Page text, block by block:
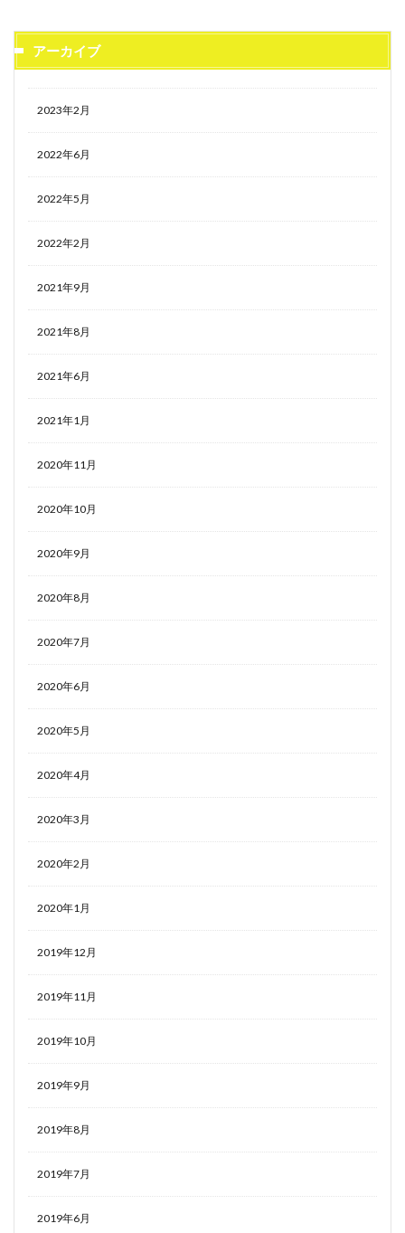
アーカイブ
2023年2月
2022年6月
2022年5月
2022年2月
2021年9月
2021年8月
2021年6月
2021年1月
2020年11月
2020年10月
2020年9月
2020年8月
2020年7月
2020年6月
2020年5月
2020年4月
2020年3月
2020年2月
2020年1月
2019年12月
2019年11月
2019年10月
2019年9月
2019年8月
2019年7月
2019年6月